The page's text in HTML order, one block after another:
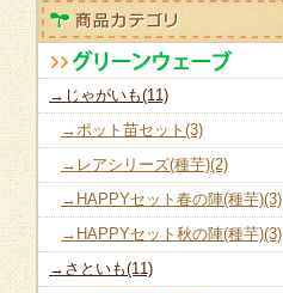
→じゃがいも(11)
→ポット苗セット(3)
→レアシリーズ(種芋)(2)
→HAPPYセット春の陣(種芋)(3)
→HAPPYセット秋の陣(種芋)(3)
→さといも(11)